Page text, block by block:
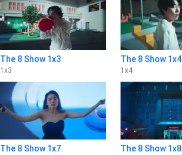
The 8 Show 1x3
1 x3
The 8 Show 1x4
1 x4
The 8 Show 1x7 The 8 Show 1x8